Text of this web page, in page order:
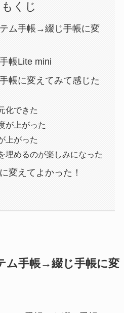
もくじ
ム手帳→綴じ手帳に変
帳Lite mini
帳に変えてみて感じた
化できた
が上がった
上がった
埋めるのが楽しみになった
変えてよかった！
ム手帳→綴じ手帳に変